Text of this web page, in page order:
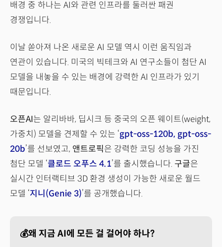
배경 중 하나는 AI와 관련 인프라를 둘러싼 패권
경쟁입니다.
이날 쏟아져 나온 새로운 AI 모델 역시 이런 움직임과
연관이 있습니다. 미국의 빅테크와 AI 연구소들이 첨단 AI
모델을 내놓을 수 있는 배경에 강력한 AI 인프라가 있기
때문입니다.
오픈AI는 알리바바, 딥시크 등 중국의 오픈 웨이트(weight,
가중치) 모델을 견제할 수 있는 ‘gpt-oss-120b, gpt-oss-
20b’를 선보였고, 앤트로픽은 강력한 코딩 성능을 가진
첨단 모델 ‘클로드 오푸스 4.1’를 출시했습니다. 구글은
실시간 인터랙티브 3D 환경 생성이 가능한 새로운 월드
모델 ‘지니(Genie 3)’를 공개했습니다.
💰왜 지금 AI에 모든 걸 걸어야 하나?